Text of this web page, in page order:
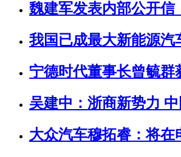
魏建军发表内部公开信
我国已成最大新能源汽
宁德时代董事长曾毓群
吴建中：浙商新势力
大众汽车穆拓睿：将在